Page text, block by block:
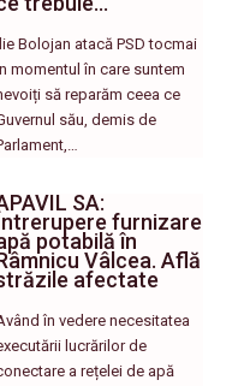
Bolojan atacă PSD tocmai
momentul în care suntem
să reparăm ceea ce
său, demis de
SA:
furnizare
potabilă în
Vâlcea. Află
afectate
în vedere necesitatea
lucrărilor de
a rețelei de apă